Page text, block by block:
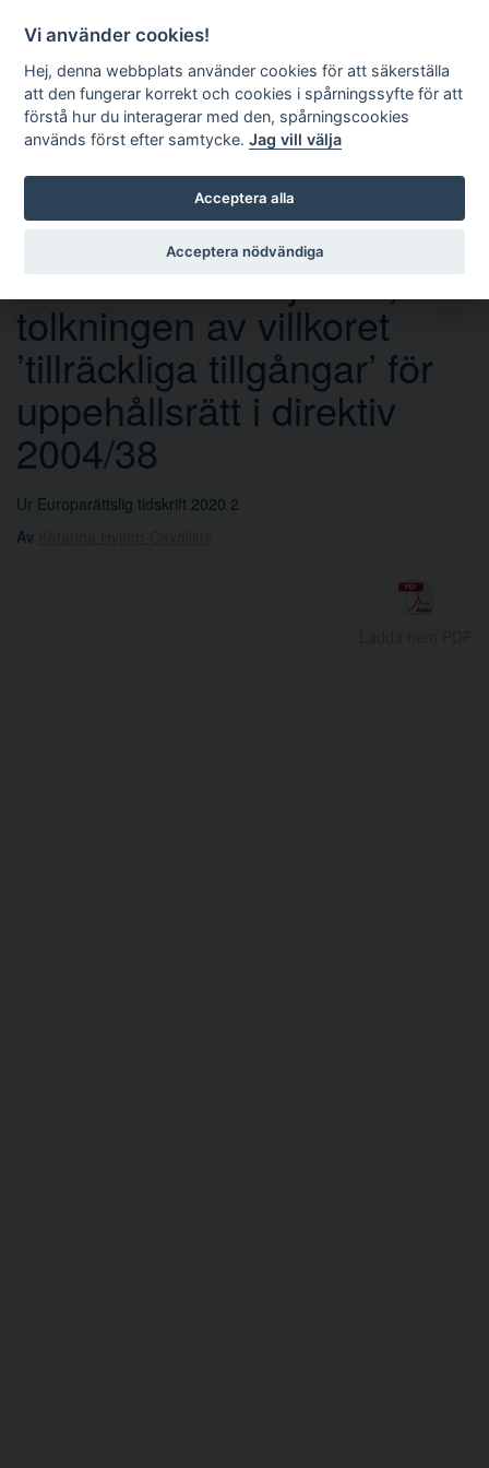
Sök
tolkningen av villkoret
’tillräckliga tillgångar’ för
uppehållsrätt i direktiv
2004/38
Ur Europarättslig tidskrift 2020 2
Av
Vi använder cookies!
Hej, denna webbplats använder cookies för att säkerställa
att den fungerar korrekt och cookies i spårningssyfte för att
förstå hur du interagerar med den, spårningscookies
används först efter samtycke.Jag vill välja
Acceptera alla
Acceptera nödvändiga